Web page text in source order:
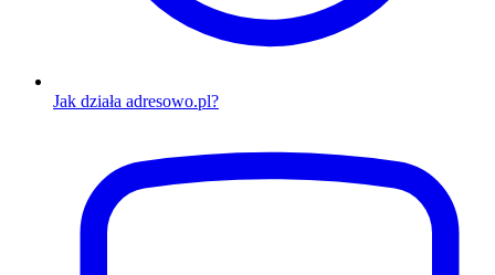
Jak działa adresowo.pl?